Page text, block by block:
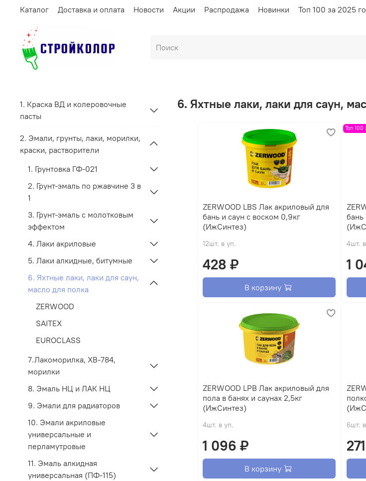
Каталог Доставка и оплата Новости Акции Распродажа Новинки Топ 100 за 2025
6. Яхтные лаки, лаки для саун,
ZERWOOD LBS Лак акриловый для
бань и саун с воском 0,9кг
(ИжСинтез)
12шт. в уп.
428 ₽
В корзину
Топ 100
бань
4шт.
1
ZERWOOD LPB Лак акриловый для
пола в банях и саунах 2,5кг
(ИжСинтез)
4шт. в уп.
1 096 ₽
В корзину
6шт.
1. Краска ВД и колеровочные
пасты
2. Эмали, грунты, лаки, морилки,
краски, растворители
1. Грунтовка ГФ-021
2. Грунт-эмаль по ржавчине 3 в
1
3. Грунт-эмаль с молотковым
эффектом
4. Лаки акриловые
5. Лаки алкидные, битумные
6. Яхтные лаки, лаки для саун,
масло для полка
ZERWOOD
SAITEX
EUROCLASS
7.Лакоморилка, ХВ-784,
морилки
8. Эмаль НЦ и ЛАК НЦ
9. Эмали для радиаторов
10. Эмали акриловые
универсальные и
перламутровые
11. Эмаль алкидная
универсальная (ПФ-115)